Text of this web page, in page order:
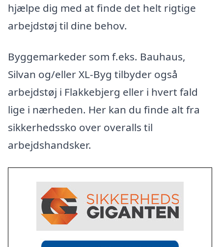
hjælpe dig med at finde det helt rigtige
arbejdstøj til dine behov.
Byggemarkeder som f.eks. Bauhaus,
Silvan og/eller XL-Byg tilbyder også
arbejdstøj i Flakkebjerg eller i hvert fald
lige i nærheden. Her kan du finde alt fra
sikkerhedssko over overalls til
arbejdshandsker.